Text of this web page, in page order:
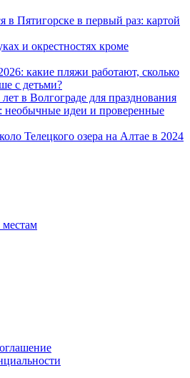
в Пятигорске в первый раз: картой
и окрестностях кроме
какие пляжи работают, сколько
с детьми?
в Волгограде для празднования
необычные идеи и проверенные
Телецкого озера на Алтае в 2024